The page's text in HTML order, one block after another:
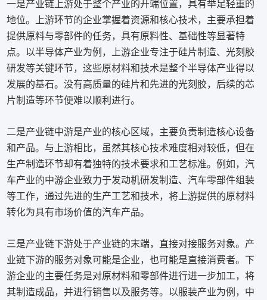
一是产业链上游处于整个产业的开端位置，具有举足轻重的
地位。上游环节的企业掌握着资源和核心技术，主要承担着
提供原料与零部件的任务，具有原料性、基础性等显著特
点。以半导体产业为例，上游企业专注于硅片制造、光刻胶
研发等关键环节，这些原材料和技术是整个半导体产业得以
发展的基石。没有高质量的硅片和先进的光刻胶，后续的芯
片制造等环节便难以顺利进行。
二是产业链中游是产业的核心区域，主要负责制造核心设备
和产品。与上游相比，虽然其核心技术难度相对较低，但在
生产制造环节却有着独特的技术要求和工艺标准。例如，汽
车产业的中游企业致力于发动机研发制造、汽车零部件组装
等工作，通过先进的生产工艺和技术，将上游提供的原材料
转化为具有市场价值的汽车产品。
三是产业链下游处于产业链的末端，直接对接服务对象。产
业链下游的服务对象可能是企业，也可能是直接消费者。下
游企业的主要任务是对原材料和零部件进行进一步加工，将
其制造成品，并进行销售以及服务等。以服装产业为例，中